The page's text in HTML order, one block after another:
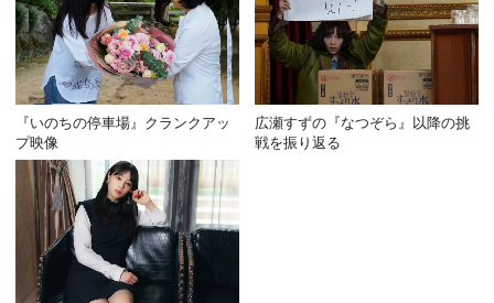
『いのちの停車場』クランクアッ
プ映像
広瀬すずの『なつぞら』以降の挑
戦を振り返る